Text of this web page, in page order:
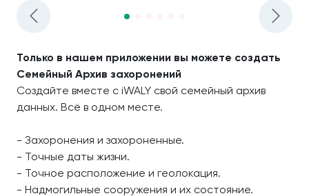
Только в нашем приложении вы можете создать
Семейный Архив захоронений
Создайте вместе с iWALY свой семейный архив
данных. Всё в одном месте.
- Захоронения и захороненные.
- Точные даты жизни.
- Точное расположение и геолокация.
- Надмогильные сооружения и их состояние.